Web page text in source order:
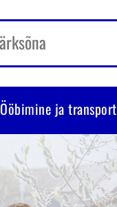
Ööbimine ja transport